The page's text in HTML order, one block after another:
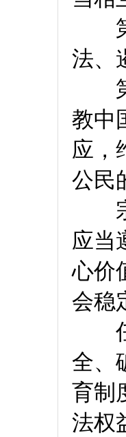
第
法、
第
教中
应，
公民
宗
应当
心价
会稳
任
全、
育制
法权